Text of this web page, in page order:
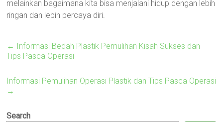
melainkan bagaimana kita bisa menjalani hidup dengan lebih
ringan dan lebih percaya diri.
← Informasi Bedah Plastik Pemulihan Kisah Sukses dan
Tips Pasca Operasi
Informasi Pemulihan Operasi Plastik dan Tips Pasca Operasi
→
Search